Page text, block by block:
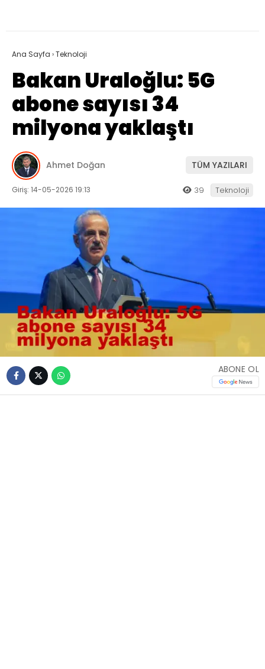
Ana Sayfa ›Teknoloji
Bakan Uraloğlu: 5G
abone sayısı 34
milyona yaklaştı
Ahmet Doğan TÜM YAZILARI
Giriş: 14-05-2026 19:13 39 Teknoloji
ABONE OL